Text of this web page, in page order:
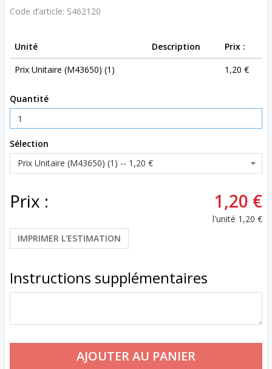
Code d’article: S462120
Unité Description
Prix :
Prix Unitaire (M43650) (1)
1,20 €
Quantité
Sélection
Prix : 1,20 €
l'unité 1,20 €
IMPRIMER L'ESTIMATION
Instructions supplémentaires